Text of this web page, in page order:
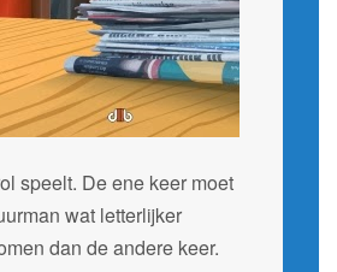
speelt. De ene keer moet
wat letterlijker
dan de andere keer.